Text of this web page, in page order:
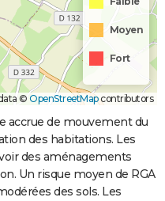
Moyen
Fort
© OpenStreetMapcontributors
accrue de mouvement du
des habitations. Les
des aménagements
Un risque moyen de RGA
des sols. Les